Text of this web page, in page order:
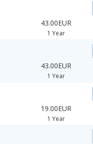
43.00EUR
1 Year
43.00EUR
1 Year
19.00EUR
1 Year